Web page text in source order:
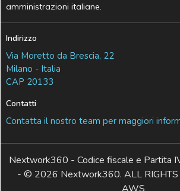
amministrazioni italiane.
Indirizzo
Via Moretto da Brescia, 22
Milano - Italia
CAP 20133
Contatti
Contatta il nostro team per maggiori
Nextwork360 - Codice fiscale e Partita
- © 2026 Nextwork360. ALL RIGHTS